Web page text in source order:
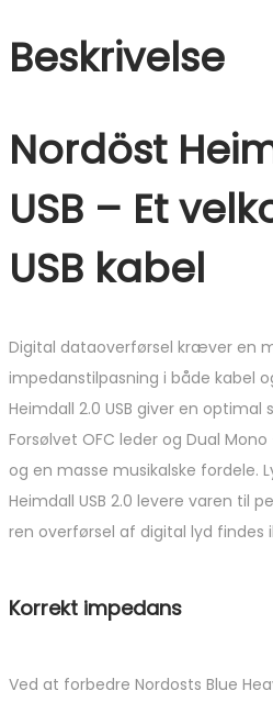
Beskrivelse
Nordöst
USB – Et
USB kabel
Digital dataoverførsel kræver en
impedanstilpasning i både kabel
Heimdall 2.0 USB giver en
Forsølvet OFC leder og Dual
og en masse musikalske fordele.
Heimdall USB 2.0 levere varen til
ren overførsel af digital lyd findes
Korrekt impedans
Ved at forbedre Nordosts Blue